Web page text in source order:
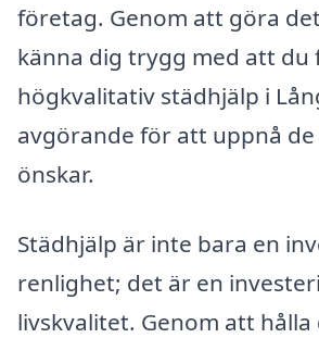
företag. Genom att göra
känna dig trygg med att du
högkvalitativ städhjälp i
avgörande för att uppnå
önskar.
Städhjälp är inte bara en
renlighet; det är en
livskvalitet. Genom att